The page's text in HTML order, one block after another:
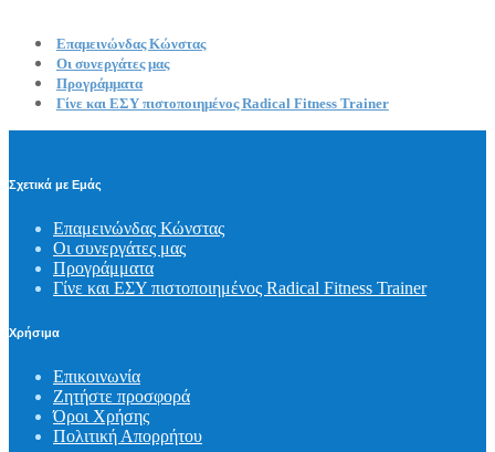
Επαμεινώνδας Κώνστας
Οι συνεργάτες μας
Προγράμματα
Γίνε και ΕΣΥ πιστοποιημένος Radical Fitness Trainer
Σχετικά με Εμάς
Επαμεινώνδας Κώνστας
Οι συνεργάτες μας
Προγράμματα
Γίνε και ΕΣΥ πιστοποιημένος Radical Fitness Trainer
Χρήσιμα
Επικοινωνία
Ζητήστε προσφορά
Όροι Χρήσης
Πολιτική Απορρήτου